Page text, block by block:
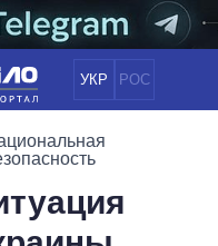
УКР РОС